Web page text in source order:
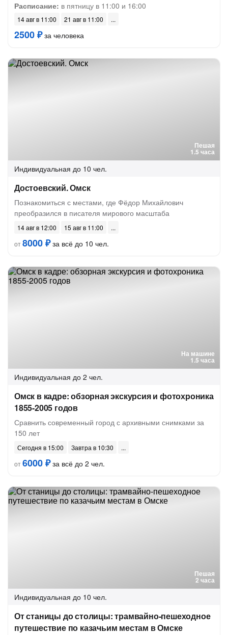
Расписание: в пятницу в 11:00 и 16:00
14 авг в 11:00 21 авг в 11:00
2500 ₽за человека
Пешая
1.5 часа
Индивидуальная до 10 чел.
Достоевский. Омск
Познакомиться с местами, где Фёдор Михайлович
преобразился в писателя мирового масштаба
14 авг в 12:00
15 авг в 11:00
от8000 ₽за всё до 10 чел.
На машине
1.5 часа
Индивидуальная до 2 чел.
Омск в кадре: обзорная экскурсия и фотохроника
1855-2005 годов
Сравнить современный город с архивными снимками за
150 лет
Сегодня в 15:00
Завтра в 10:30
от6000 ₽за всё до 2 чел.
Пешая
2 часа
Индивидуальная до 10 чел.
От станицы до столицы: трамвайно-пешеходное
путешествие по казачьим местам в Омске